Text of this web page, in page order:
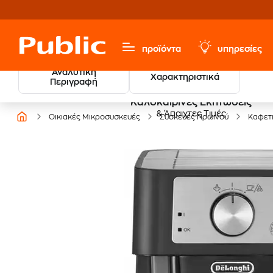
προϊόντα υπηρεσίες
Αναλυτική
Περιγραφή
Χαρακτηριστικά
Καλοκαιρινές Εκπτώσεις
& Άπαιχτες Τιμές
Οικιακές Μικροσυσκευές Συσκευές Πρωινού